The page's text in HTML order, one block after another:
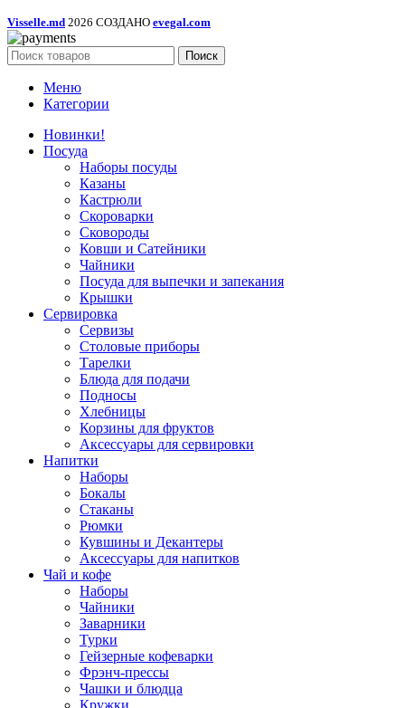
Visselle.md 2026 СОЗДАНО evegal.com
Поиск
Меню
Категории
Новинки!
Посуда
Наборы посуды
Казаны
Кастрюли
Скороварки
Сковороды
Ковши и Сатейники
Чайники
Посуда для выпечки и запекания
Крышки
Сервировка
Сервизы
Столовые приборы
Тарелки
Блюда для подачи
Подносы
Хлебницы
Корзины для фруктов
Аксессуары для сервировки
Напитки
Наборы
Бокалы
Стаканы
Рюмки
Кувшины и Декантеры
Аксессуары для напитков
Чай и кофе
Наборы
Чайники
Заварники
Турки
Гейзерные кофеварки
Фрэнч-прессы
Чашки и блюдца